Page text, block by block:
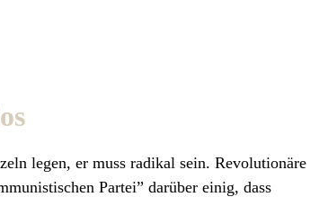
legen, er muss radikal sein. Revolutionäre
Partei” darüber einig, dass